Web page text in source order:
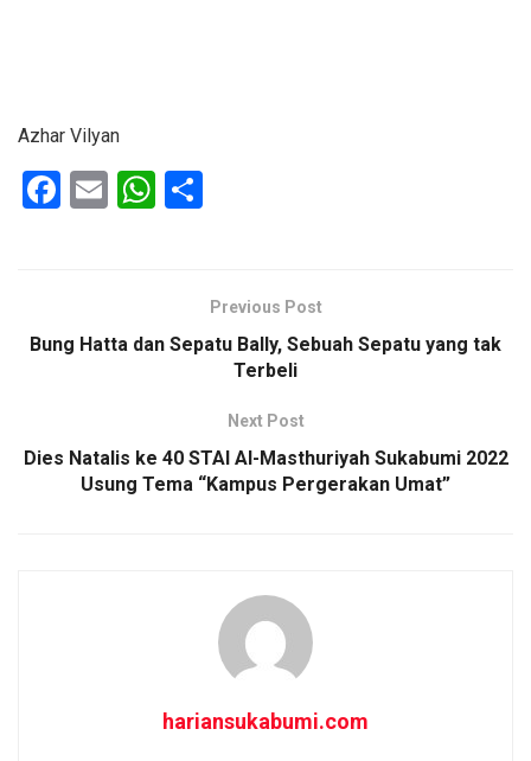
Azhar Vilyan
F
o
E
W
A
ePrevious Post
Bung Hatta dan Sepatu Bally, Sebuah Sepatu yang tak
Terbeli
Next Post
Dies Natalis ke 40 STAI Al-Masthuriyah Sukabumi 2022
Usung Tema “Kampus Pergerakan Umat”
hariansukabumi.com